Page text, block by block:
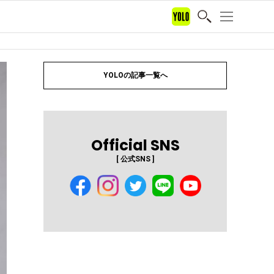
YOLOの記事一覧へ
Official SNS
[ 公式SNS ]